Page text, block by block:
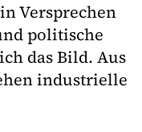
Versprechen
politische
das Bild. Aus
industrielle